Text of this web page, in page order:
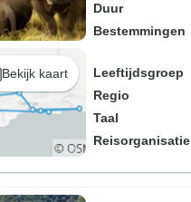
Bekijk kaart
Duur
Bestemmingen
Leeftijdsgroep
Regio
Taal
Reisorganisatie